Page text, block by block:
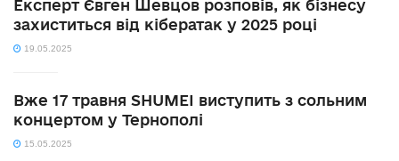
Експерт Євген Шевцов розповів, як бізнесу
захиститься від кібератак у 2025 році
19.05.2025
Вже 17 травня SHUMEI виступить з сольним
концертом у Тернополі
15.05.2025